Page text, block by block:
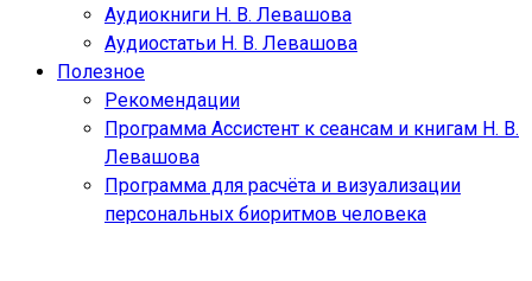
Аудиокниги Н. В. Левашова
Аудиостатьи Н. В. Левашова
Полезное
Рекомендации
Программа Ассистент к сеансам и книгам Н. В.
Левашова
Программа для расчёта и визуализации
персональных биоритмов человека